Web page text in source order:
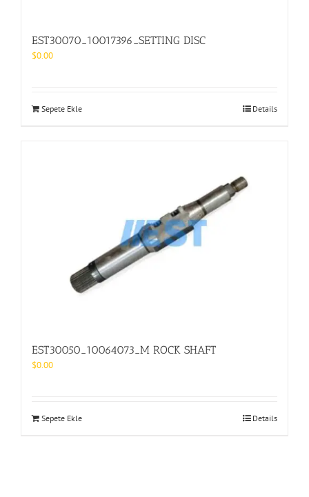
EST30070_10017396_SETTING DISC
$0.00
Sepete Ekle Details
EST30050_10064073_M ROCK SHAFT
$0.00
Sepete Ekle Details